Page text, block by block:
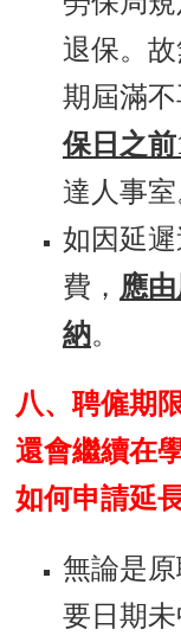
退保。
期屆滿
保日之前
達人事室
如因延
費， 應
納。
八、聘僱期
還會繼續在
如何申請延
無論是
要日期